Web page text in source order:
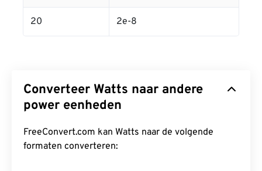
20 2e-8
Converteer Watts naar andere
power eenheden
FreeConvert.com kan Watts naar de volgende
formaten converteren: